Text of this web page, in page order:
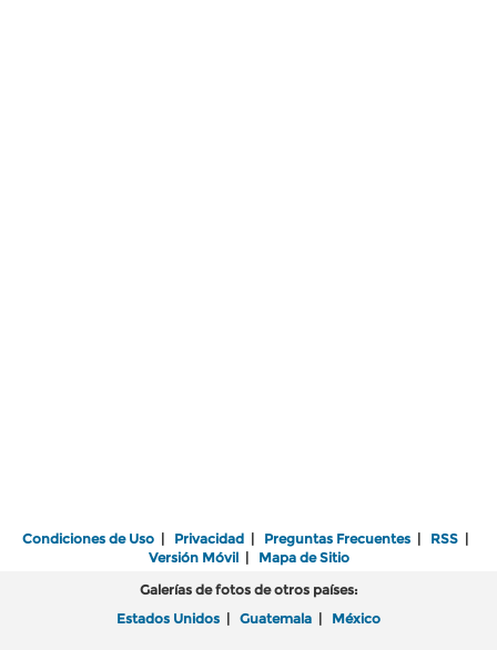
Condiciones de Uso | Privacidad | Preguntas Frecuentes | RSS |
Versión Móvil| Mapa de Sitio
Galerías de fotos de otros países:
Estados Unidos | Guatemala | México